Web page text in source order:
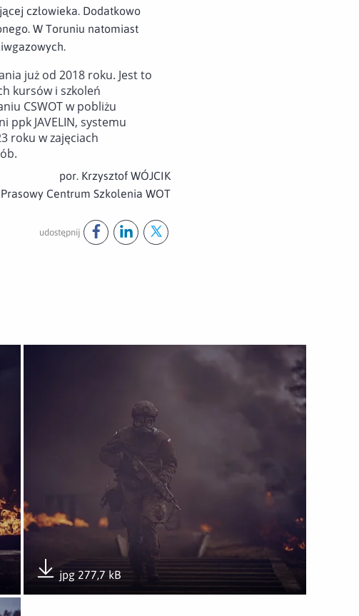
człowieka. Dodatkowo
W Toruniu natomiast
już od 2018 roku. Jest to
kursów i szkoleń
CSWOT w pobliżu
JAVELIN, systemu
roku w zajęciach
por. Krzysztof WÓJCIK
Centrum Szkolenia WOT
udostępnij
jpg 277,7 kB
Pobierz załącznik